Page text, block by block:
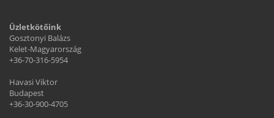
Üzletkötőink
Gosztonyi Balázs
Kelet-Magyarország
+36-70-316-5954
Havasi Viktor
Budapest
+36-30-900-4705